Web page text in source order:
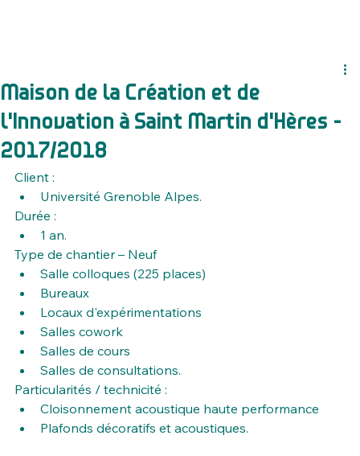
Maison de la Création et de
l'Innovation à Saint Martin d'Hères -
2017/2018
Client :
Université Grenoble Alpes.
Durée :
1 an.
Type de chantier – Neuf
Salle colloques (225 places)
Bureaux
Locaux d'expérimentations
Salles cowork
Salles de cours
Salles de consultations.
Particularités / technicité :
Cloisonnement acoustique haute performance
Plafonds décoratifs et acoustiques.